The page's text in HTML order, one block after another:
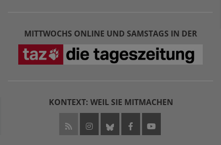
MITTWOCHS ONLINE UND SAMSTAGS IN DER
KONTEXT: WEIL SIE MITMACHEN